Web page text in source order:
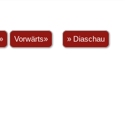
Vorwärts» » Diaschau